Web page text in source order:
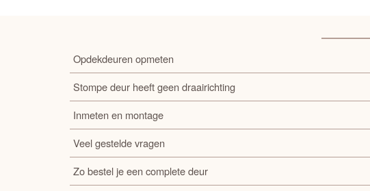
Opdekdeuren opmeten
Stompe deur heeft geen draairichting
Inmeten en montage
Veel gestelde vragen
Zo bestel je een complete deur